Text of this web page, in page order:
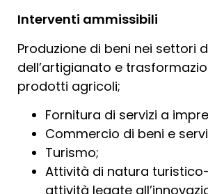
Interventi ammissibili
Produzione di beni nei settori
dell’artigianato e
prodotti agricoli;
Fornitura di servizi a
Commercio di beni e
Turismo;
Attività di natura
attività legate